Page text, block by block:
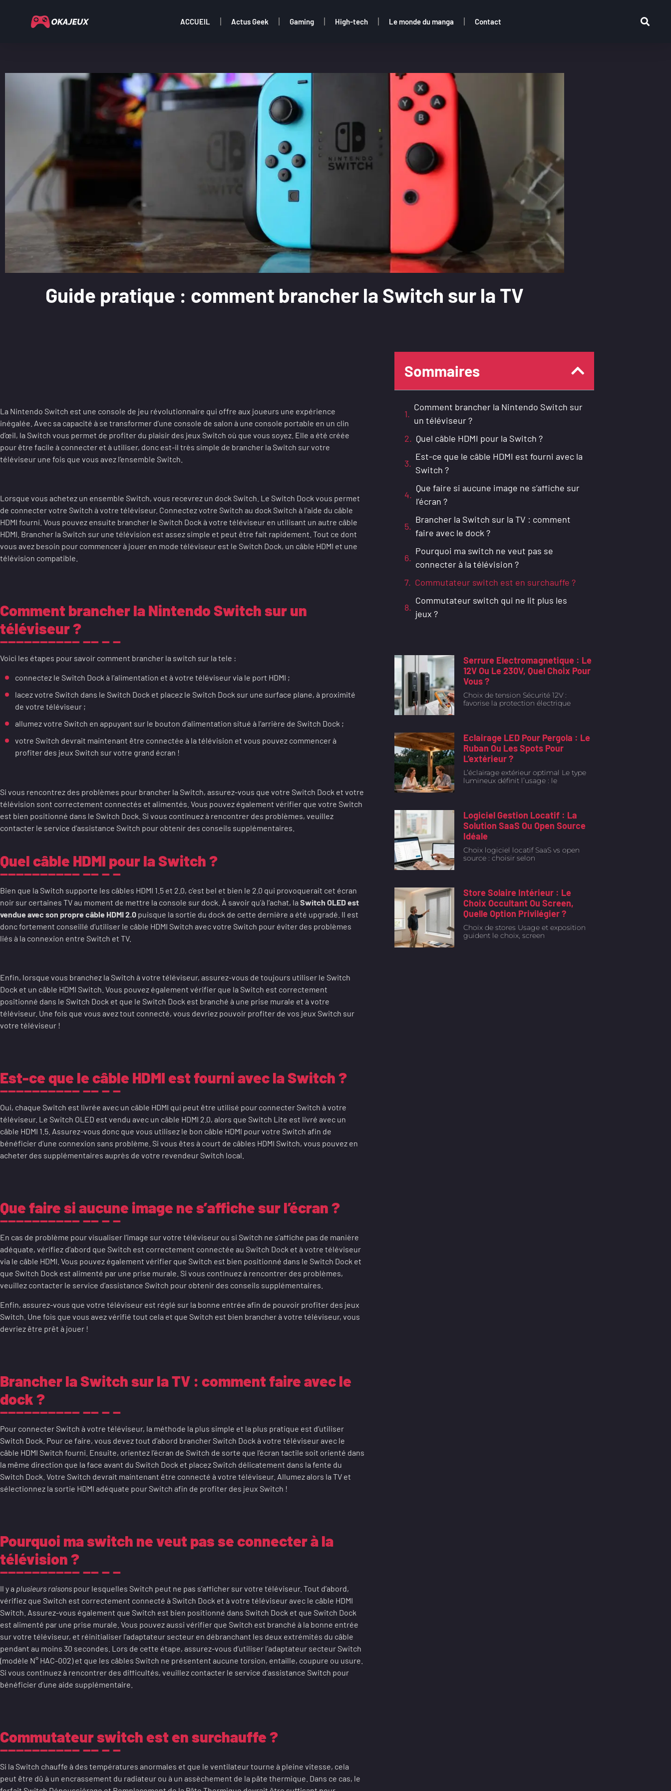
ACCUEIL Actus Geek Gaming High-tech Le monde du manga Contact
Guide pratique : comment brancher la Switch sur la TV
La Nintendo Switch est une console de jeu révolutionnaire qui offre aux joueurs une expérience
inégalée. Avec sa capacité à se transformer d’une console de salon à une console portable en un clin
d’œil, la Switch vous permet de profiter du plaisir des jeux Switch où que vous soyez. Elle a été créée
pour être facile à connecter et à utiliser, donc est-il très simple de brancher la Switch sur votre
téléviseur une fois que vous avez l’ensemble Switch.
Lorsque vous achetez un ensemble Switch, vous recevrez un dock Switch. Le Switch Dock vous permet
de connecter votre Switch à votre téléviseur. Connectez votre Switch au dock Switch à l’aide du câble
HDMI fourni. Vous pouvez ensuite brancher le Switch Dock à votre téléviseur en utilisant un autre câble
HDMI. Brancher la Switch sur une télévision est assez simple et peut être fait rapidement. Tout ce dont
vous avez besoin pour commencer à jouer en mode téléviseur est le Switch Dock, un câble HDMI et une
télévision compatible.
Comment brancher la Nintendo Switch sur un
téléviseur ?
Voici les étapes pour savoir comment brancher la switch sur la tele :
connectez le Switch Dock à l’alimentation et à votre téléviseur via le port HDMI ;
lacez votre Switch dans le Switch Dock et placez le Switch Dock sur une surface plane, à proximité
de votre téléviseur ;
allumez votre Switch en appuyant sur le bouton d’alimentation situé à l’arrière de Switch Dock ;
votre Switch devrait maintenant être connectée à la télévision et vous pouvez commencer à
profiter des jeux Switch sur votre grand écran !
Si vous rencontrez des problèmes pour brancher la Switch, assurez-vous que votre Switch Dock et votre
télévision sont correctement connectés et alimentés. Vous pouvez également vérifier que votre Switch
est bien positionné dans le Switch Dock. Si vous continuez à rencontrer des problèmes, veuillez
contacter le service d’assistance Switch pour obtenir des conseils supplémentaires.
Quel câble HDMI pour la Switch ?
Bien que la Switch supporte les câbles HDMI 1.5 et 2.0, c’est bel et bien le 2.0 qui provoquerait cet écran
noir sur certaines TV au moment de mettre la console sur dock. À savoir qu’à l’achat, la Switch OLED est
vendue avec son propre câble HDMI 2.0 puisque la sortie du dock de cette dernière a été upgradé. Il est
donc fortement conseillé d’utiliser le câble HDMI Switch avec votre Switch pour éviter des problèmes
liés à la connexion entre Switch et TV.
Enfin, lorsque vous branchez la Switch à votre téléviseur, assurez-vous de toujours utiliser le Switch
Dock et un câble HDMI Switch. Vous pouvez également vérifier que la Switch est correctement
positionné dans le Switch Dock et que le Switch Dock est branché à une prise murale et à votre
téléviseur. Une fois que vous avez tout connecté, vous devriez pouvoir profiter de vos jeux Switch sur
votre téléviseur !
Est-ce que le câble HDMI est fourni avec la Switch ?
Oui, chaque Switch est livrée avec un câble HDMI qui peut être utilisé pour connecter Switch à votre
téléviseur. Le Switch OLED est vendu avec un câble HDMI 2.0, alors que Switch Lite est livré avec un
câble HDMI 1.5. Assurez-vous donc que vous utilisez le bon câble HDMI pour votre Switch afin de
bénéficier d’une connexion sans problème. Si vous êtes à court de câbles HDMI Switch, vous pouvez en
acheter des supplémentaires auprès de votre revendeur Switch local.
Que faire si aucune image ne s’affiche sur l’écran ?
En cas de problème pour visualiser l’image sur votre téléviseur ou si Switch ne s’affiche pas de manière
adéquate, vérifiez d’abord que Switch est correctement connectée au Switch Dock et à votre téléviseur
via le câble HDMI. Vous pouvez également vérifier que Switch est bien positionné dans le Switch Dock et
que Switch Dock est alimenté par une prise murale. Si vous continuez à rencontrer des problèmes,
veuillez contacter le service d’assistance Switch pour obtenir des conseils supplémentaires.
Enfin, assurez-vous que votre téléviseur est réglé sur la bonne entrée afin de pouvoir profiter des jeux
Switch. Une fois que vous avez vérifié tout cela et que Switch est bien brancher à votre téléviseur, vous
devriez être prêt à jouer !
Brancher la Switch sur la TV : comment faire avec le
dock ?
Pour connecter Switch à votre téléviseur, la méthode la plus simple et la plus pratique est d’utiliser
Switch Dock. Pour ce faire, vous devez tout d’abord brancher Switch Dock à votre téléviseur avec le
câble HDMI Switch fourni. Ensuite, orientez l’écran de Switch de sorte que l’écran tactile soit orienté dans
la même direction que la face avant du Switch Dock et placez Switch délicatement dans la fente du
Switch Dock. Votre Switch devrait maintenant être connecté à votre téléviseur. Allumez alors la TV et
sélectionnez la sortie HDMI adéquate pour Switch afin de profiter des jeux Switch !
Pourquoi ma switch ne veut pas se connecter à la
télévision ?
Il y a plusieurs raisons pour lesquelles Switch peut ne pas s’afficher sur votre téléviseur. Tout d’abord,
vérifiez que Switch est correctement connecté à Switch Dock et à votre téléviseur avec le câble HDMI
Switch. Assurez-vous également que Switch est bien positionné dans Switch Dock et que Switch Dock
est alimenté par une prise murale. Vous pouvez aussi vérifier que Switch est branché à la bonne entrée
sur votre téléviseur, et réinitialiser l’adaptateur secteur en débranchant les deux extrémités du câble
pendant au moins 30 secondes. Lors de cette étape, assurez-vous d’utiliser l’adaptateur secteur Switch
(modèle N° HAC-002) et que les câbles Switch ne présentent aucune torsion, entaille, coupure ou usure.
Si vous continuez à rencontrer des difficultés, veuillez contacter le service d’assistance Switch pour
bénéficier d’une aide supplémentaire.
Commutateur switch est en surchauffe ?
Si la Switch chauffe à des températures anormales et que le ventilateur tourne à pleine vitesse, cela
peut être dû à un encrassement du radiateur ou à un assèchement de la pâte thermique. Dans ce cas, le
Sommaires
Comment brancher la Nintendo Switch sur
un téléviseur ?
Quel câble HDMI pour la Switch ?
Est-ce que le câble HDMI est fourni avec la
Switch ?
Que faire si aucune image ne s’affiche sur
l’écran ?
Brancher la Switch sur la TV : comment
faire avec le dock ?
Pourquoi ma switch ne veut pas se
connecter à la télévision ?
Commutateur switch est en surchauffe ?
Commutateur switch qui ne lit plus les
jeux ?
Serrure Electromagnetique : Le
12V Ou Le 230V, Quel Choix Pour
Vous ?
Choix de tension Sécurité 12V :
favorise la protection électrique
Eclairage LED Pour Pergola : Le
Ruban Ou Les Spots Pour
L’extérieur ?
L’éclairage extérieur optimal Le type
lumineux définit l’usage : le
Logiciel Gestion Locatif : La
Solution SaaS Ou Open Source
Idéale
Choix logiciel locatif SaaS vs open
source : choisir selon
Store Solaire Intérieur : Le
Choix Occultant Ou Screen,
Quelle Option Privilégier ?
Choix de stores Usage et exposition
guident le choix, screen